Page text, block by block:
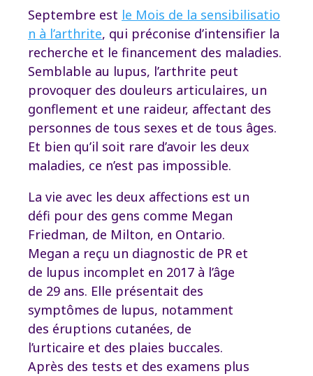
Septembre est le Mois de la sensibilisatio
n à l’arthrite, qui préconise d’intensifier la
recherche et le financement des maladies.
Semblable au lupus, l’arthrite peut
provoquer des douleurs articulaires, un
gonflement et une raideur, affectant des
personnes de tous sexes et de tous âges.
Et bien qu’il soit rare d’avoir les deux
maladies, ce n’est pas impossible.
La vie avec les deux affections est un
défi pour des gens comme Megan
Friedman, de Milton, en Ontario.
Megan a reçu un diagnostic de PR et
de lupus incomplet en 2017 à l’âge
de 29 ans. Elle présentait des
symptômes de lupus, notamment
des éruptions cutanées, de
l’urticaire et des plaies buccales.
Après des tests et des examens plus